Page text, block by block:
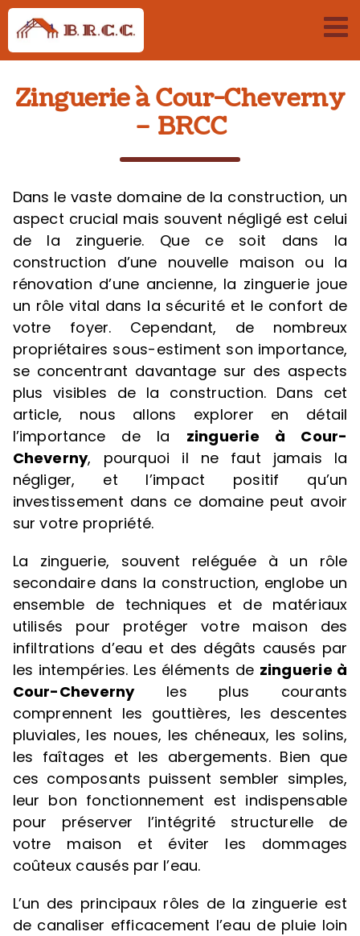
Passer
contenu
Zinguerie à Cour-Cheverny
– BRCC
Dans le vaste domaine de la construction, un
aspect crucial mais souvent négligé est celui
de la zinguerie. Que ce soit dans la
construction d’une nouvelle maison ou la
rénovation d’une ancienne, la zinguerie joue
un rôle vital dans la sécurité et le confort de
votre foyer. Cependant, de nombreux
propriétaires sous-estiment son importance,
se concentrant davantage sur des aspects
plus visibles de la construction. Dans cet
article, nous allons explorer en détail
l’importance de la zinguerie à Cour-
Cheverny, pourquoi il ne faut jamais la
négliger, et l’impact positif qu’un
investissement dans ce domaine peut avoir
sur votre propriété.
La zinguerie, souvent reléguée à un rôle
secondaire dans la construction, englobe un
ensemble de techniques et de matériaux
utilisés pour protéger votre maison des
infiltrations d’eau et des dégâts causés par
les intempéries. Les éléments de zinguerie à
Cour-Chevernyles plus courants
comprennent les gouttières, les descentes
pluviales, les noues, les chéneaux, les solins,
les faîtages et les abergements. Bien que
ces composants puissent sembler simples,
leur bon fonctionnement est indispensable
pour préserver l’intégrité structurelle de
votre maison et éviter les dommages
coûteux causés par l’eau.
L’un des principaux rôles de la zinguerie est
de canaliser efficacement l’eau de pluie loin